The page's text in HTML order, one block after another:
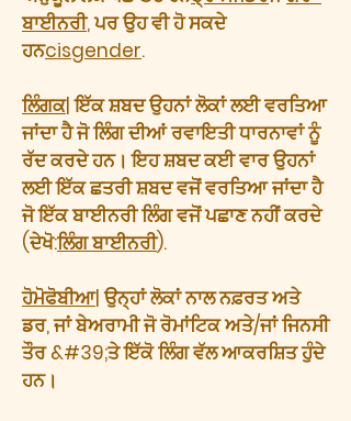
ਬਾਈਨਰੀ, ਪਰ ਉਹ ਵੀ ਹੋ ਸਕਦੇ
ਹਨcisgender.
ਲਿੰਗਕ| ਇੱਕ ਸ਼ਬਦ ਉਹਨਾਂ ਲੋਕਾਂ ਲਈ ਵਰਤਿਆ
ਜਾਂਦਾ ਹੈ ਜੋ ਲਿੰਗ ਦੀਆਂ ਰਵਾਇਤੀ ਧਾਰਨਾਵਾਂ ਨੂੰ
ਰੱਦ ਕਰਦੇ ਹਨ। ਇਹ ਸ਼ਬਦ ਕਈ ਵਾਰ ਉਹਨਾਂ
ਲਈ ਇੱਕ ਛਤਰੀ ਸ਼ਬਦ ਵਜੋਂ ਵਰਤਿਆ ਜਾਂਦਾ ਹੈ
ਜੋ ਇੱਕ ਬਾਈਨਰੀ ਲਿੰਗ ਵਜੋਂ ਪਛਾਣ ਨਹੀਂ ਕਰਦੇ
(ਦੇਖੋ:ਲਿੰਗ ਬਾਈਨਰੀ).
ਹੋਮੋਫੋਬੀਆ| ਉਨ੍ਹਾਂ ਲੋਕਾਂ ਨਾਲ ਨਫ਼ਰਤ ਅਤੇ
ਡਰ, ਜਾਂ ਬੇਅਰਾਮੀ ਜੋ ਰੋਮਾਂਟਿਕ ਅਤੇ/ਜਾਂ ਜਿਨਸੀ
ਤੌਰ &#39;ਤੇ ਇੱਕੋ ਲਿੰਗ ਵੱਲ ਆਕਰਸ਼ਿਤ ਹੁੰਦੇ
ਹਨ।